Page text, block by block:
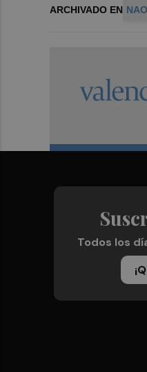
ARCHIVADO EN
Todos los